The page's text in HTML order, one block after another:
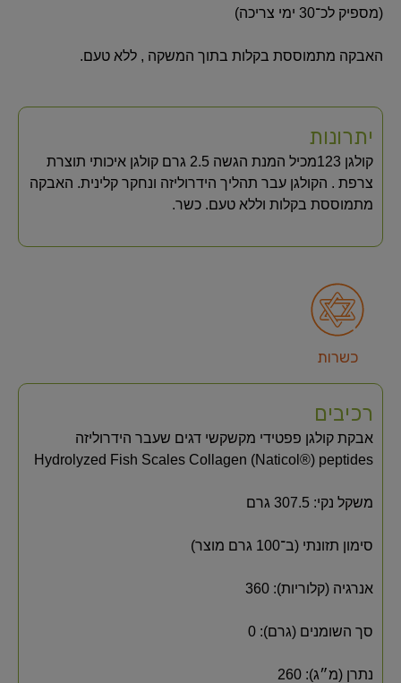
(מספיק לכ־30 ימי צריכה)
האבקה מתמוססת בקלות בתוך המשקה , ללא טעם.
יתרונות
קולגן 123מכיל המנת הגשה 2.5 גרם קולגן איכותי תוצרת
צרפת . הקולגן עבר תהליך הידרוליזה ונחקר קלינית. האבקה
מתמוססת בקלות וללא טעם. כשר.
כשרות
רכיבים
אבקת קולגן פפטידי מקשקשי דגים שעבר הידרוליזה
Hydrolyzed Fish Scales Collagen (Naticol®) peptides
משקל נקי: 307.5 גרם
סימון תזונתי (ב־100 גרם מוצר)
אנרגיה (קלוריות): 360
סך השומנים (גרם): 0
נתרן (מ״ג): 260